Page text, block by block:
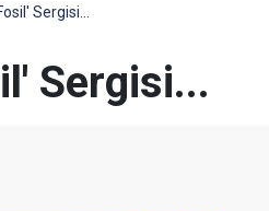
Sergisi...
Sergisi...